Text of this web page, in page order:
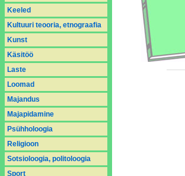
Keeled
Kultuuri teooria, etnograafia
Kunst
Käsitöö
Laste
Loomad
Majandus
Majapidamine
Psühholoogia
Religioon
Sotsioloogia, politoloogia
Sport